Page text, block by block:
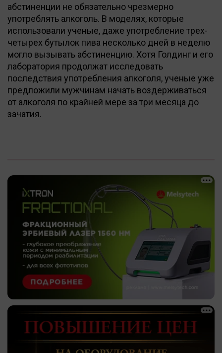
абстиненции не обязательно чрезмерно
употреблять алкоголь. В моделях, которые
использовали ученые, даже употребление трех-
четырех бутылок пива несколько дней в неделю
могло вызывать абстиненцию. Хотя Голдинг и его
лаборатория продолжат исследовать
последствия употребления алкоголя, ученые уже
предложили мужчинам начать воздерживаться
от алкоголя по крайней мере за три месяца до
зачатия.